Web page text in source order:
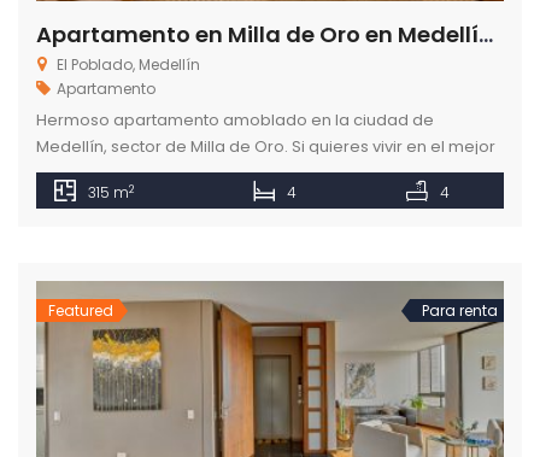
Apartamento en Milla de Oro en Medellín Antioquia
El Poblado, Medellín
Apartamento
Hermoso apartamento amoblado en la ciudad de
Medellín, sector de Milla de Oro. Si quieres vivir en el mejor
ambiente y con todas las comodidades, este es el lugar
ideal para ti.
315 m2 4 4
Featured Para renta